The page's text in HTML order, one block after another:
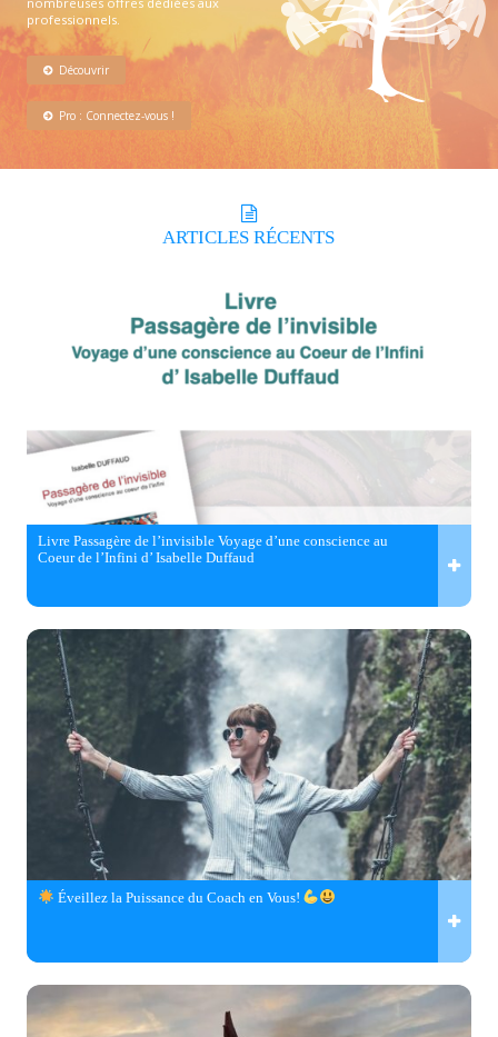
professionnels.
Découvrir
Pro : Connectez-vous !
ARTICLES RÉCENTS
Livre Passagère de l’invisible Voyage d’une conscience au
Coeur de l’Infini d’ Isabelle Duffaud
Éveillez la Puissance du Coach en Vous!